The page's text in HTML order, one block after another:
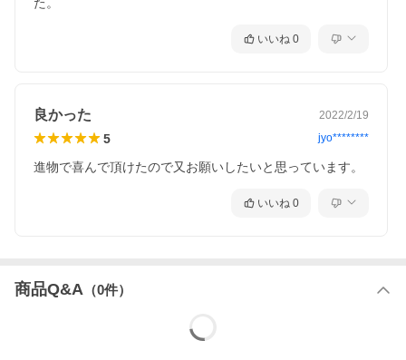
た。
いいね 0
良かった 2022/2/19
5 jyo********
進物で喜んで頂けたので又お願いしたいと思っています。
いいね 0
商品Q&A （0件）